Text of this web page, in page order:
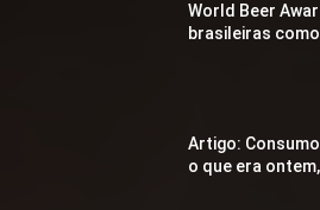
World Beer
brasileiras
Artigo:
o que era